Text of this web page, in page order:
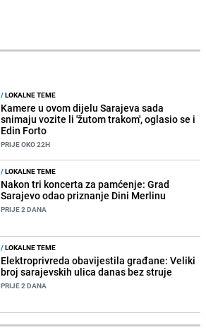
/LOKALNE TEME
Kamere u ovom dijelu Sarajeva sada
snimaju vozite li 'žutom trakom', oglasio se i
Edin Forto
PRIJE OKO 22H
/LOKALNE TEME
Nakon tri koncerta za pamćenje: Grad
Sarajevo odao priznanje Dini Merlinu
PRIJE 2 DANA
/LOKALNE TEME
Elektroprivreda obavijestila građane: Veliki
broj sarajevskih ulica danas bez struje
PRIJE 2 DANA